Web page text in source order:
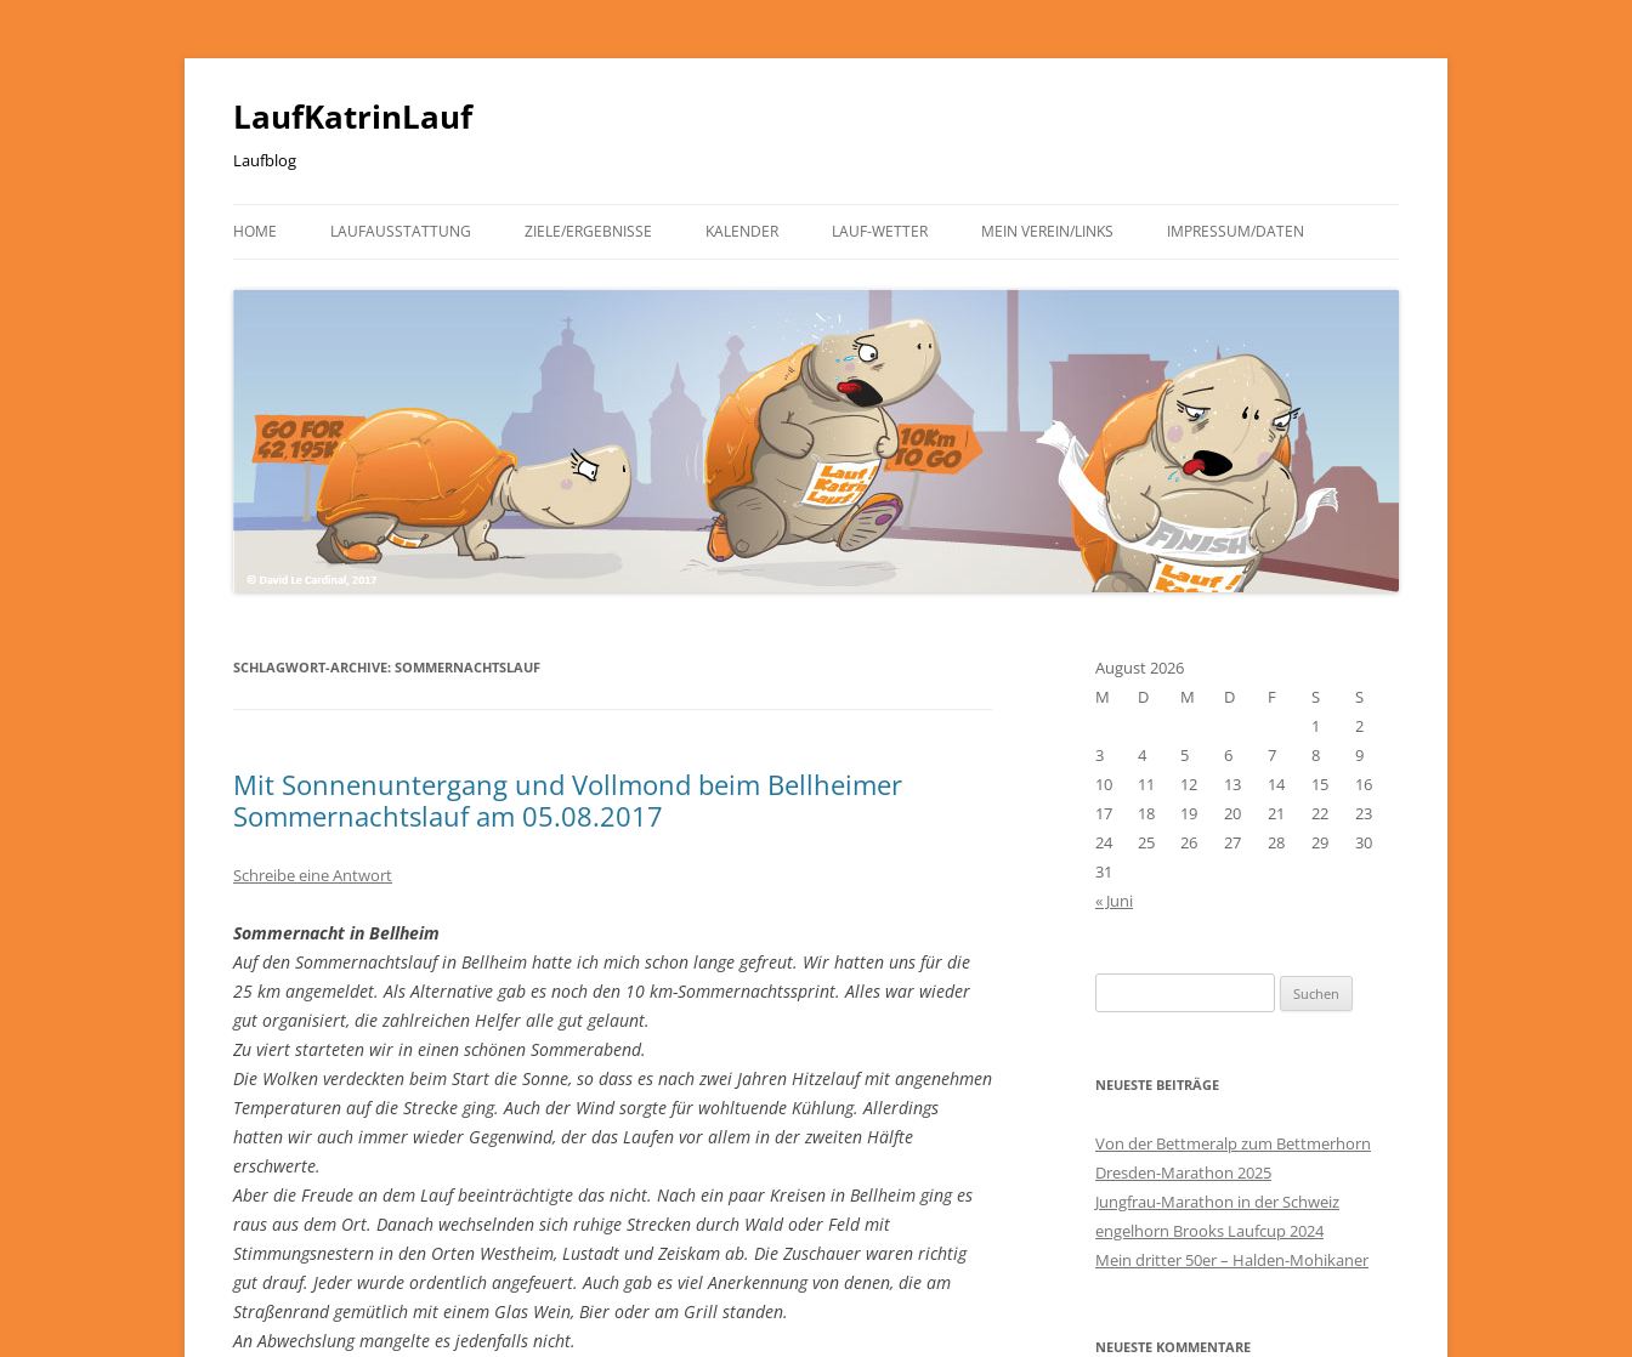
LaufKatrinLauf
Laufblog
Inhalt
HOME LAUFAUSSTATTUNG ZIELE/ERGEBNISSE KALENDER LAUF-WETTER MEIN VEREIN/LINKS IMPRESSUM/DATEN
SCHLAGWORT-ARCHIVE: SOMMERNACHTSLAUF
Mit Sonnenuntergang und Vollmond beim Bellheimer
Sommernachtslauf am 05.08.2017
Schreibe eine Antwort
Sommernacht in Bellheim
Auf den Sommernachtslauf in Bellheim hatte ich mich schon lange gefreut. Wir hatten uns für die
25 km angemeldet. Als Alternative gab es noch den 10 km-Sommernachtssprint. Alles war wieder
gut organisiert, die zahlreichen Helfer alle gut gelaunt.
Zu viert starteten wir in einen schönen Sommerabend.
Die Wolken verdeckten beim Start die Sonne, so dass es nach zwei Jahren Hitzelauf mit angenehmen
Temperaturen auf die Strecke ging. Auch der Wind sorgte für wohltuende Kühlung. Allerdings
hatten wir auch immer wieder Gegenwind, der das Laufen vor allem in der zweiten Hälfte
erschwerte.
Aber die Freude an dem Lauf beeinträchtigte das nicht. Nach ein paar Kreisen in Bellheim ging es
raus aus dem Ort. Danach wechselnden sich ruhige Strecken durch Wald oder Feld mit
Stimmungsnestern in den Orten Westheim, Lustadt und Zeiskam ab. Die Zuschauer waren richtig
gut drauf. Jeder wurde ordentlich angefeuert. Auch gab es viel Anerkennung von denen, die am
Straßenrand gemütlich mit einem Glas Wein, Bier oder am Grill standen.
An Abwechslung mangelte es jedenfalls nicht.
August 2026
M
D M D F S
S
1
2
3
4 5 6 7 8
9
10
11 12 13 14 15
16
17
18 19 20 21 22
23
24
25 26 27 28 29
30
31
« Juni
nach:
NEUESTE BEITRÄGE
Von der Bettmeralp zum Bettmerhorn
Dresden-Marathon 2025
Jungfrau-Marathon in der Schweiz
engelhorn Brooks Laufcup 2024
Mein dritter 50er – Halden-Mohikaner
NEUESTE KOMMENTARE